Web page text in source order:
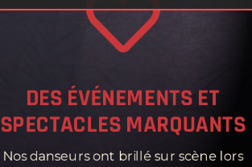
DES ÉVÉNEMENTS ET
SPECTACLES MARQUANTS
Nos danseurs ont brillé sur scène lors